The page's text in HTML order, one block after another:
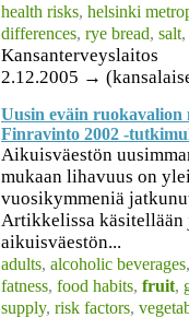
health risks, helsinki
differences, rye bread, salt,
Kansanterveyslaitos
2.12.2005 →
Uusin eväin
Finravinto 2002 -
Aikuisväestön
mukaan lihavuus on
vuosikymmeniä
Artikkelissa
aikuisväestön...
adults, alcoholic beverages
fatness, food habits, fruit,
supply, risk factors,